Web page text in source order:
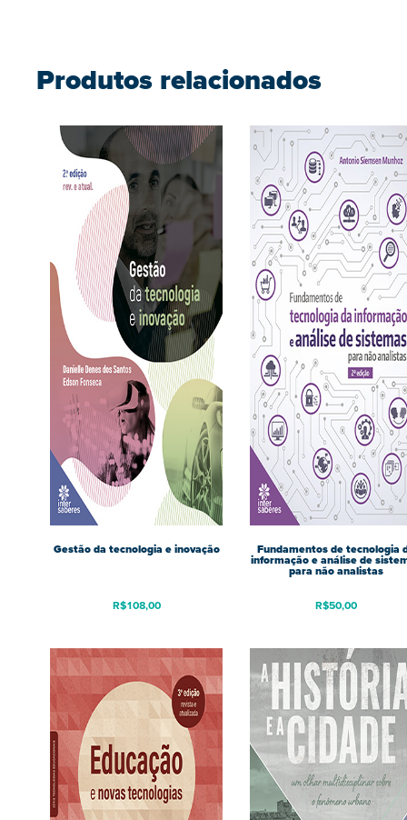
Produtos relacionados
Gestão da tecnologia e inovação
R$108,00
Fundamentos de tecnologia
informação e análise de
para não analistas
R$50,00